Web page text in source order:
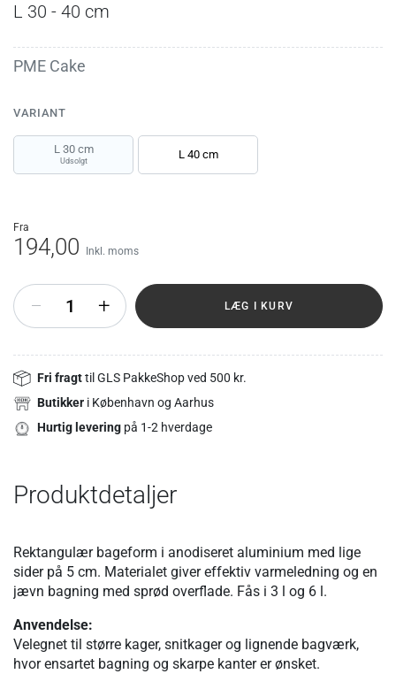
L 30 - 40 cm
PME Cake
VARIANT
L 30 cm
Udsolgt L 40 cm
fra
194,00 Inkl. moms
+ LÆG I KURV
Fri fragttil GLS PakkeShop ved 500 kr.
Butikker i København og Aarhus
Hurtig levering på 1-2 hverdage
Produktdetaljer
Rektangulær bageform i anodiseret aluminium med lige
sider på 5 cm. Materialet giver effektiv varmeledning og en
jævn bagning med sprød overflade. Fås i 3 l og 6 l.
Anvendelse:
Velegnet til større kager, snitkager og lignende bagværk,
hvor ensartet bagning og skarpe kanter er ønsket.